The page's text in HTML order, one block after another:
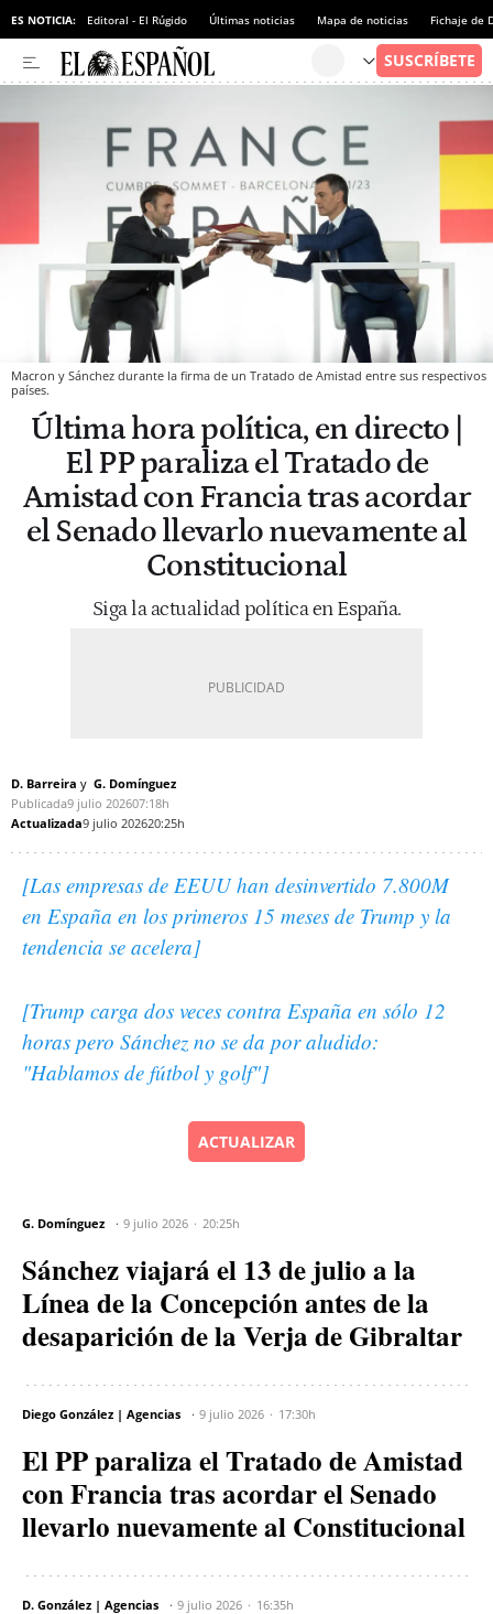
ES NOTICIA: Editoral - El Rúgido Últimas noticias Mapa de noticias Fichaje de
Macron y Sánchez durante la firma de un Tratado de Amistad entre sus respectivos
países.
Última hora política, en directo |
El PP paraliza el Tratado de
Amistad con Francia tras acordar
el Senado llevarlo nuevamente al
Constitucional
Siga la actualidad política en España.
D. Barreira
G. Domínguez
Publicada9 julio 202607:18h
Actualizada9 julio 202620:25h
[Las empresas de EEUU han desinvertido 7.800M
en España en los primeros 15 meses de Trump y la
tendencia se acelera]
[Trump carga dos veces contra España en sólo 12
horas pero Sánchez no se da por aludido:
"Hablamos de fútbol y golf"]
ACTUALIZAR
G. Domínguez 9 julio 2026 20:25h
Sánchez viajará el 13 de julio a la
Línea de la Concepción antes de la
desaparición de la Verja de Gibraltar
Diego González | Agencias 9 julio 2026 17:30h
El PP paraliza el Tratado de Amistad
con Francia tras acordar el Senado
llevarlo nuevamente al Constitucional
D. González | Agencias 9 julio 2026 16:35h